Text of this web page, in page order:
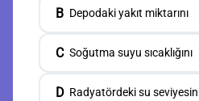
B Depodaki yakıt miktarını
C Soğutma suyu sıcaklığını
D Radyatördeki su